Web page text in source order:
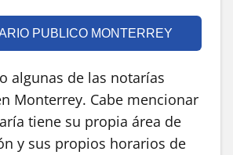
PUBLICO MONTERREY
algunas de las notarías
Monterrey. Cabe mencionar
tiene su propia área de
y sus propios horarios de